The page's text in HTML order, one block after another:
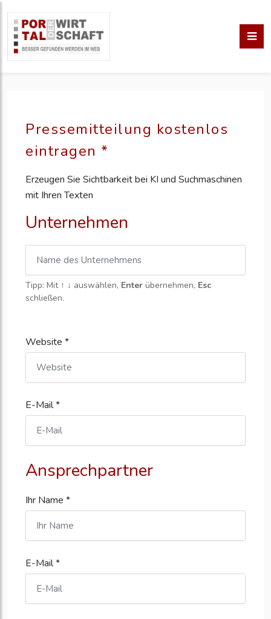
Pressemitteilung kostenlos
eintragen *
Erzeugen Sie Sichtbarkeit bei KI und Suchmaschinen
mit Ihren Texten
Unternehmen
Tipp: Mit ↑ ↓ auswählen, Enter übernehmen, Esc
schließen.
Website *
E-Mail *
Ansprechpartner
Ihr Name *
E-Mail *